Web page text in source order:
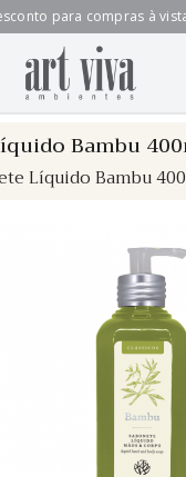
para compras à
Bambu
Líquido Bambu